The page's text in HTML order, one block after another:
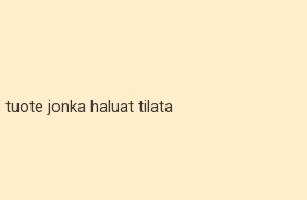
tuote jonka haluat tilata